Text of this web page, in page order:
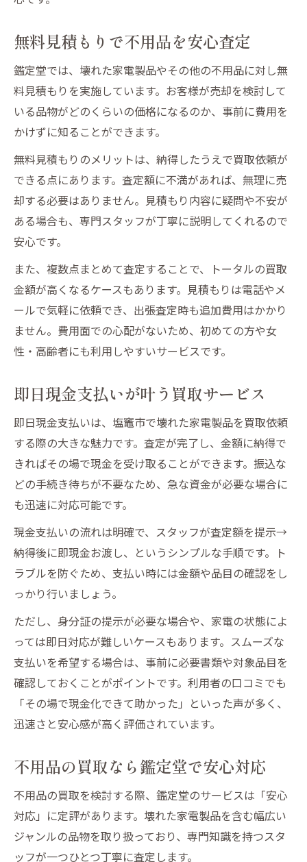
壊れた家電製品も即日現金支払い可能
鑑定堂の出張買取で安心の現金化
無料見積もりで納得して買取成立
不用品処分と現金化を同時に実現
即日現金対応で急な出費にも対応
忙しい方にも最適な即日対応の活用術
即日対応の出張買取で時間を有効活用
壊れた家電製品もスピーディーに現金化
現金支払いでその日のうちに解決
無料見積もりで不用品を安心査定
鑑定堂では、壊れた家電製品やその他の不用品に対し無
料見積もりを実施しています。お客様が売却を検討して
いる品物がどのくらいの価格になるのか、事前に費用を
かけずに知ることができます。
無料見積もりのメリットは、納得したうえで買取依頼が
できる点にあります。査定額に不満があれば、無理に売
却する必要はありません。見積もり内容に疑問や不安が
ある場合も、専門スタッフが丁寧に説明してくれるので
安心です。
また、複数点まとめて査定することで、トータルの買取
金額が高くなるケースもあります。見積もりは電話やメ
ールで気軽に依頼でき、出張査定時も追加費用はかかり
ません。費用面での心配がないため、初めての方や女
性・高齢者にも利用しやすいサービスです。
即日現金支払いが叶う買取サービス
即日現金支払いは、塩竈市で壊れた家電製品を買取依頼
する際の大きな魅力です。査定が完了し、金額に納得で
きればその場で現金を受け取ることができます。振込な
どの手続き待ちが不要なため、急な資金が必要な場合に
も迅速に対応可能です。
現金支払いの流れは明確で、スタッフが査定額を提示→
納得後に即現金お渡し、というシンプルな手順です。ト
ラブルを防ぐため、支払い時には金額や品目の確認をし
っかり行いましょう。
ただし、身分証の提示が必要な場合や、家電の状態によ
っては即日対応が難しいケースもあります。スムーズな
支払いを希望する場合は、事前に必要書類や対象品目を
確認しておくことがポイントです。利用者の口コミでも
「その場で現金化できて助かった」といった声が多く、
迅速さと安心感が高く評価されています。
不用品の買取なら鑑定堂で安心対応
不用品の買取を検討する際、鑑定堂のサービスは「安心
対応」に定評があります。壊れた家電製品を含む幅広い
ジャンルの品物を取り扱っており、専門知識を持つスタ
ッフが一つひとつ丁寧に査定します。